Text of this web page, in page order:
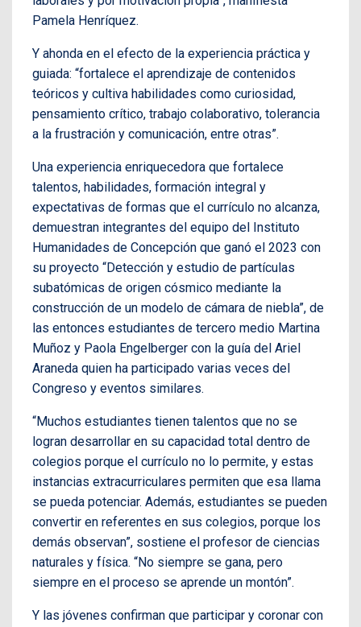
Pamela Henríquez.
Y ahonda en el efecto de la experiencia práctica y
guiada: “fortalece el aprendizaje de contenidos
teóricos y cultiva habilidades como curiosidad,
pensamiento crítico, trabajo colaborativo, tolerancia
a la frustración y comunicación, entre otras”.
Una experiencia enriquecedora que fortalece
talentos, habilidades, formación integral y
expectativas de formas que el currículo no alcanza,
demuestran integrantes del equipo del Instituto
Humanidades de Concepción que ganó el 2023 con
su proyecto “Detección y estudio de partículas
subatómicas de origen cósmico mediante la
construcción de un modelo de cámara de niebla”, de
las entonces estudiantes de tercero medio Martina
Muñoz y Paola Engelberger con la guía del Ariel
Araneda quien ha participado varias veces del
Congreso y eventos similares.
“Muchos estudiantes tienen talentos que no se
logran desarrollar en su capacidad total dentro de
colegios porque el currículo no lo permite, y estas
instancias extracurriculares permiten que esa llama
se pueda potenciar. Además, estudiantes se pueden
convertir en referentes en sus colegios, porque los
demás observan”, sostiene el profesor de ciencias
naturales y física. “No siempre se gana, pero
siempre en el proceso se aprende un montón”.
Y las jóvenes confirman que participar y coronar con